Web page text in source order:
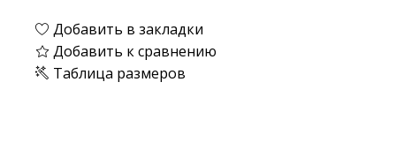
Добавить в закладки
Добавить к сравнению
Таблица размеров